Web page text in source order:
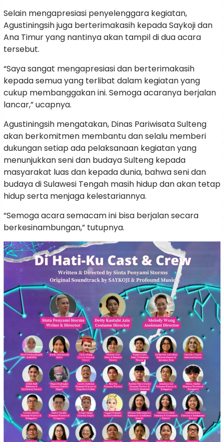
Selain mengapresiasi penyelenggara kegiatan,
Agustiningsih juga berterimakasih kepada Saykoji dan
Ana Timur yang nantinya akan tampil di dua acara
tersebut.
“Saya sangat mengapresiasi dan berterimakasih
kepada semua yang terlibat dalam kegiatan yang
cukup membanggakan ini. Semoga acaranya berjalan
lancar,” ucapnya.
Agustiningsih mengatakan, Dinas Pariwisata Sulteng
akan berkomitmen membantu dan selalu memberi
dukungan setiap ada pelaksanaan kegiatan yang
menunjukkan seni dan budaya Sulteng kepada
masyarakat luas dan kepada dunia, bahwa seni dan
budaya di Sulawesi Tengah masih hidup dan akan tetap
hidup serta menjaga kelestariannya.
“Semoga acara semacam ini bisa berjalan secara
berkesinambungan,” tutupnya.